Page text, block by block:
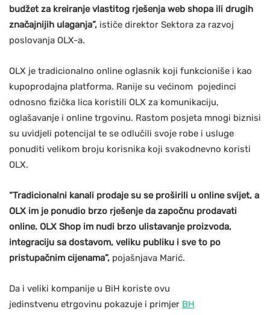
budžet za kreiranje vlastitog rješenja web shopa ili drugih
značajnijih ulaganja”, ističe direktor Sektora za razvoj
poslovanja OLX-a.
OLX je tradicionalno online oglasnik koji funkcioniše i kao
kupoprodajna platforma. Ranije su većinom pojedinci
odnosno fizička lica koristili OLX za komunikaciju,
oglašavanje i online trgovinu. Rastom posjeta mnogi biznisi
su uvidjeli potencijal te se odlučili svoje robe i usluge
ponuditi velikom broju korisnika koji svakodnevno koristi
OLX.
“Tradicionalni kanali prodaje su se proširili u online svijet, a
OLX im je ponudio brzo rješenje da započnu prodavati
online. OLX Shop im nudi brzo ulistavanje proizvoda,
integraciju sa dostavom, veliku publiku i sve to po
pristupačnim cijenama”, pojašnjava Marić.
Da i veliki kompanije u BiH koriste ovu
jedinstvenu etrgovinu pokazuje i primjer BH